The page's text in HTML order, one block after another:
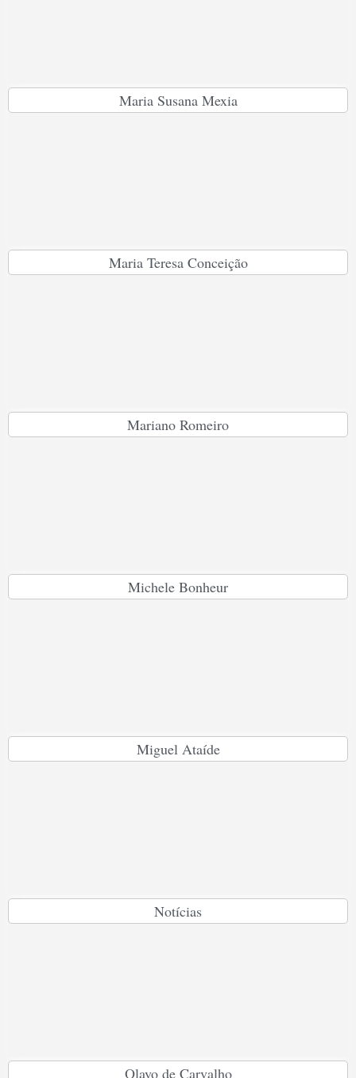
Maria Susana Mexia
Maria Teresa Conceição
Mariano Romeiro
Michele Bonheur
Miguel Ataíde
Notícias
Olavo de Carvalho